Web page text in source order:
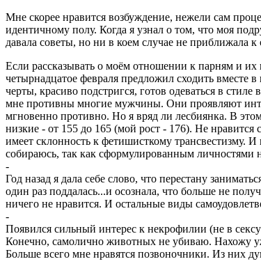
Мне скорее нравится возбуждение, нежели сам
идентичному полу. Когда я узнал о том, что моя
давала советы, но ни в коем случае не приближала
Если рассказывать о моём отношении к парням и
четырнадцатое февраля предложил сходить вместе
черты, красиво подстригся, готов одеваться в
мне противны многие мужчины. Они проявляют
мгновенно противно. Но я вряд ли лесбиянка. В
низкие - от 155 до 165 (мой рост - 176). Не
имеет склонность к фетишисткому трансвестизму.
собираюсь, так как сформулированным личностями
-
Год назад я дала себе слово, что перестану
один раз поддалась...и осознала, что больше не
ничего не нравится. И остальные виды
-
Появился сильный интерес к некрофилии (не в
Конечно, самолично животных не убиваю. Нахожу
Больше всего мне нравятся позвоночники. Из них